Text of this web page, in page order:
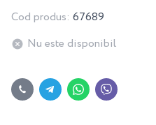
Cod produs: 67689
Nu este disponibil